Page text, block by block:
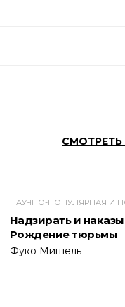
СМОТРЕТЬ
Надзирать и
Рождение тюрьмы
Фуко Мишель